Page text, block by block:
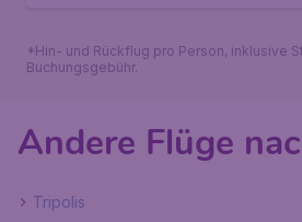
*Hin- und Rückflug pro Person, inklusive
Buchungsgebühr.
Andere Flüge
Tripolis